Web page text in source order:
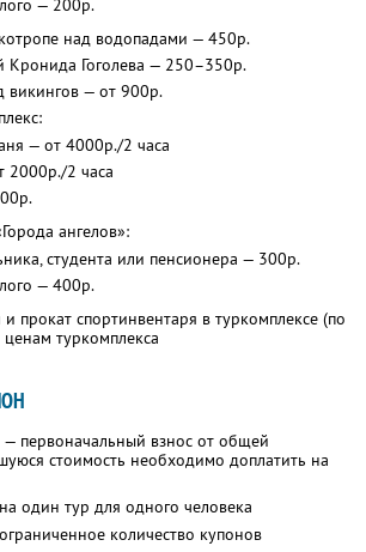
— 200р.
над водопадами — 450р.
Кронида Гоголева — 250–350р.
викингов — от 900р.
— от 4000р./2 часа
2000р./2 часа
ангелов»:
студента или пенсионера — 300р.
— 400р.
и прокат спортинвентаря в туркомплексе (по
туркомплекса
— первоначальный взнос от общей
стоимость необходимо доплатить на
один тур для одного человека
количество купонов